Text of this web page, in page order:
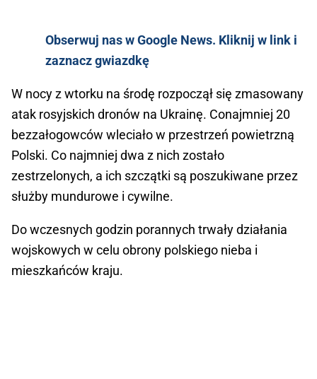
Obserwuj nas w Google News. Kliknij w link i
zaznacz gwiazdkę
W nocy z wtorku na środę rozpoczął się zmasowany
atak rosyjskich dronów na Ukrainę. Conajmniej 20
bezzałogowców wleciało w przestrzeń powietrzną
Polski. Co najmniej dwa z nich zostało
zestrzelonych, a ich szczątki są poszukiwane przez
służby mundurowe i cywilne.
Do wczesnych godzin porannych trwały działania
wojskowych w celu obrony polskiego nieba i
mieszkańców kraju.